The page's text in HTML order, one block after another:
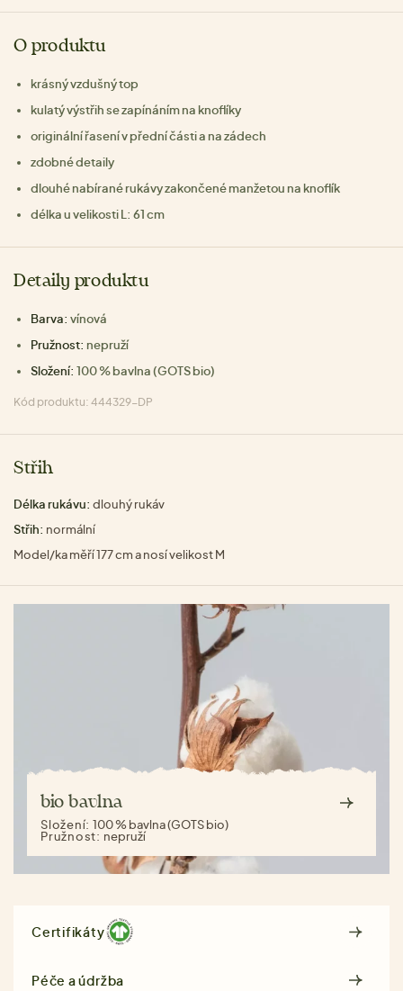
O produktu
krásný vzdušný top
kulatý výstřih se zapínáním na knoflíky
originální řasení v přední části a na zádech
zdobné detaily
dlouhé nabírané rukávy zakončené manžetou na knoflík
délka u velikosti L: 61 cm
Detaily produktu
Barva: vínová
Pružnost: nepruží
Složení: 100 % bavlna (GOTS bio)
Kód produktu: 444329-DP
Střih
Délka rukávu: dlouhý rukáv
Střih: normální
Model/ka měří 177 cm a nosí velikost M
bio bavlna
Složení:100 % bavlna (GOTS bio)
Pružnost: nepruží
Certifikáty
Péče a údržba